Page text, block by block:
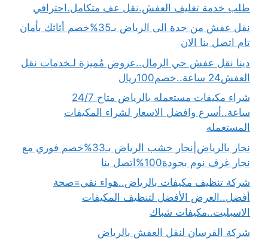
طلب خدمة تغليف العفش.نقل عف متكامل.احترافي
نقل عفش من جدة الى الرياض بـ35%خصم أثاثك بأمان
تام اتصل بنا الان
دينا نقل عفش حي الرمال..عروض مُميزة لـخدمات نقل
العفش24 ساعة..خصم100ريال
شراء مكيفات مستعمله بالرياض متاح 24/7
ساعة..أسرع وافضل الاسعار لشراء المكيفات
المستعمله
نجار بالرياض|نجار خشب الرياض بـ33%خصم فوري مع
نجار غرف نوم بجودة100%اتصل بنا
شركة تنظيف مكيفات بالرياض..هواء نقي=صحة
أفضل..العرض الأفضل لتنظيف المكيفات
الاسبليت..مكيفات شباك
شركة الفرسان لنقل العفش بالرياض